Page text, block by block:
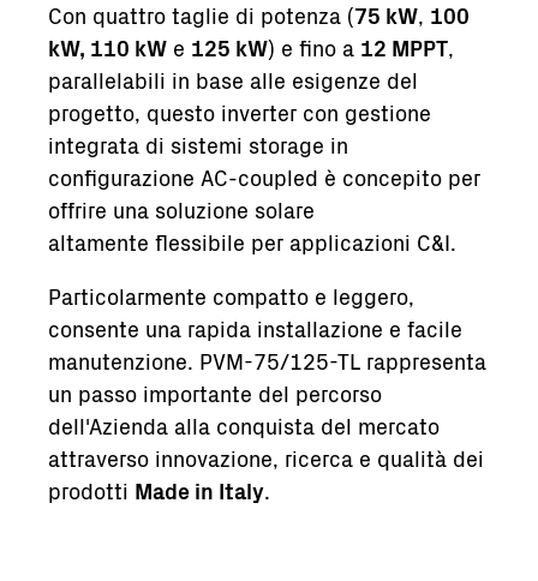
Con quattro taglie di potenza (75 kW, 100
kW, 110 kW e 125 kW) e fino a 12 MPPT,
parallelabili in base alle esigenze del
progetto, questo inverter con gestione
integrata di sistemi storage in
configurazione AC-coupled è concepito per
offrire una soluzione solare
altamente flessibile per applicazioni C&I.
Particolarmente compatto e leggero,
consente una rapida installazione e facile
manutenzione. PVM-75/125-TL rappresenta
un passo importante del percorso
dell'Azienda alla conquista del mercato
attraverso innovazione, ricerca e qualità dei
prodotti Made in Italy.